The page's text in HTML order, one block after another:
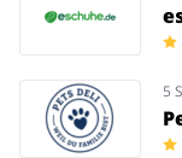
5